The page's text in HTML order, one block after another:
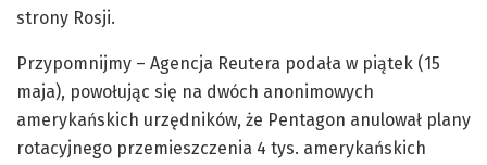
strony Rosji.
Przypomnijmy – Agencja Reutera podała w piątek (15
maja), powołując się na dwóch anonimowych
amerykańskich urzędników, że Pentagon anulował plany
rotacyjnego przemieszczenia 4 tys. amerykańskich